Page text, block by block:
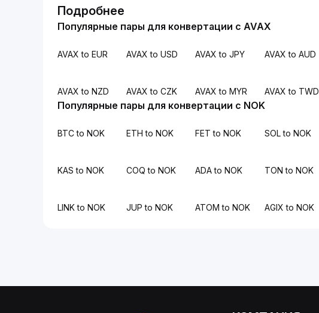
Подробнее
Популярные пары для конвертации с AVAX
AVAX to EUR AVAX to USD AVAX to JPY AVAX to AUD
AVAX to NZD AVAX to CZK AVAX to MYR AVAX to TWD
Популярные пары для конвертации с NOK
BTC to NOK ETH to NOK FET to NOK SOL to NOK
KAS to NOK COQ to NOK ADA to NOK TON to NOK
LINK to NOK JUP to NOK ATOM to NOK AGIX to NOK